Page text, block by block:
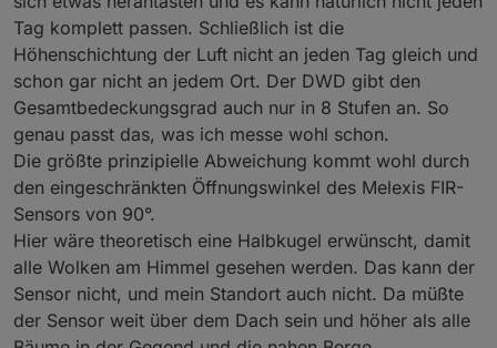
Tag komplett passen. Schließlich ist die
Höhenschichtung der Luft nicht an jeden Tag gleich und
schon gar nicht an jedem Ort. Der DWD gibt den
Gesamtbedeckungsgrad auch nur in 8 Stufen an. So
genau passt das, was ich messe wohl schon.
Die größte prinzipielle Abweichung kommt wohl durch
den eingeschränkten Öffnungswinkel des Melexis FIR-
Sensors von 90°.
Hier wäre theoretisch eine Halbkugel erwünscht, damit
alle Wolken am Himmel gesehen werden. Das kann der
Sensor nicht, und mein Standort auch nicht. Da müßte
der Sensor weit über dem Dach sein und höher als alle